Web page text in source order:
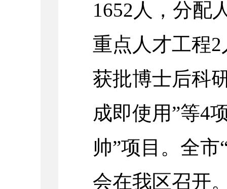
1652人，分配
重点人才工程
获批博士后科
成即使用”等4
帅”项目。全
会在我区召开